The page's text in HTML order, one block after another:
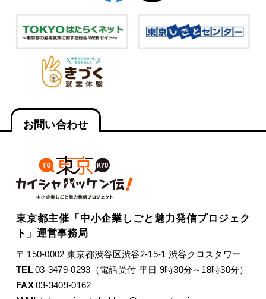
お問い合わせ
東京都主催「中小企業しごと魅力発信プロジェク
ト」運営事務局
〒 150-0002 東京都渋谷区渋谷2-15-1 渋谷クロスタワー
TEL03-3479-0293（電話受付 平日 9時30分～18時30分）
FAX03-3409-0162